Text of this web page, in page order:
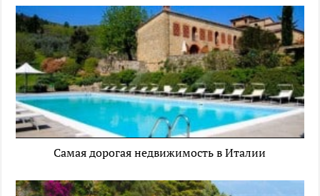
Самая дорогая недвижимость в Италии